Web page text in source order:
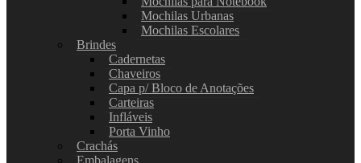
Mochilas Urbanas
Mochilas Escolares
Brindes
Cadernetas
Chaveiros
Capa p/ Bloco de Anotações
Carteiras
Infláveis
Porta Vinho
Crachás
Embalagens